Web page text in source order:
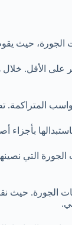
حيث
الدوري: نوصي بإجراء فحص
التي
الجورة.